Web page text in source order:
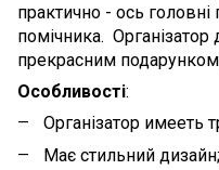
практично - ось
помічника.
прекрасним
Особливості:
Організатор имееть
Має стильний дизайн;